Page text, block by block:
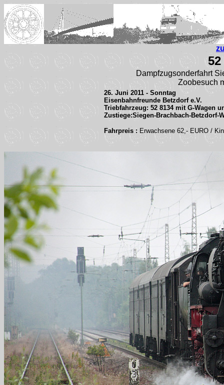
52
Dampfzugsonderfahrt
Zoobesuch
26. Juni 2011 - Sonntag
Eisenbahnfreunde Betzdorf e.V.
Triebfahrzeug: 52 8134 mit G-Wagen
Zustiege:Siegen-Brachbach-Betzdorf-
Fahrpreis : Erwachsene 62,- EURO /